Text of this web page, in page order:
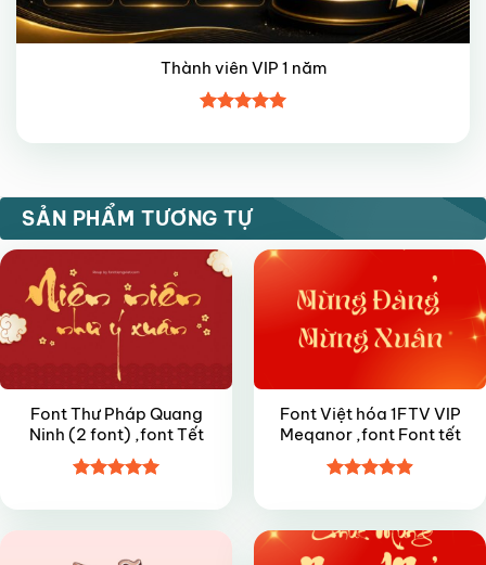
Thành viên VIP 1 năm
hạng55
SẢN PHẨM TƯƠNG TỰ
FREE
Font Thư Pháp Quang
Ninh (2 font) ,font Tết
hạng55
sao
Font Việt hóa 1FTV VIP
Meqanor ,font Font tết
hạng4.95
sao